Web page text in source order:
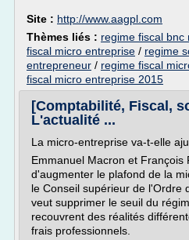
Site : http://www.aagpl.com
Thèmes liés : regime fiscal bnc
fiscal micro entreprise / regime
entrepreneur / regime fiscal
fiscal micro entreprise 2015
[Comptabilité, Fiscal,
L'actualité ...
La micro-entreprise va-t-elle
Emmanuel Macron et François
d'augmenter le plafond de la
le Conseil supérieur de l'Ordre
veut supprimer le seuil du
recouvrent des réalités
frais professionnels.